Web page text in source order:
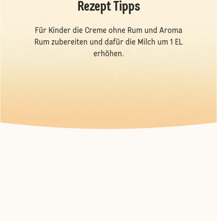
Rezept Tipps
Für Kinder die Creme ohne Rum und Aroma
Rum zubereiten und dafür die Milch um 1 EL
erhöhen.